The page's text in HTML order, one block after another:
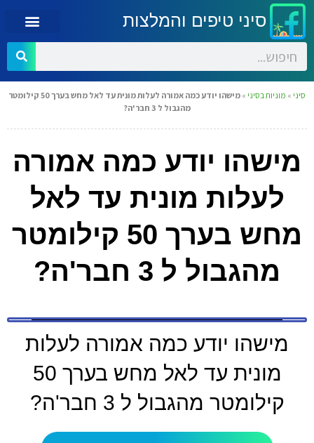
סיני טיפים והמלצות
סיני » מוניות בסיני »
מישהו יודע כמה אמורה לעלות מונית עד לאל מחש בערך 50 קילומטר
מהגבול ל 3 חבר'ה?
מישהו יודע כמה אמורה
לעלות מונית עד לאל
מחש בערך 50 קילומטר
מהגבול ל 3 חבר'ה?
מישהו יודע כמה אמורה לעלות
מונית עד לאל מחש בערך 50
קילומטר מהגבול ל 3 חבר'ה?